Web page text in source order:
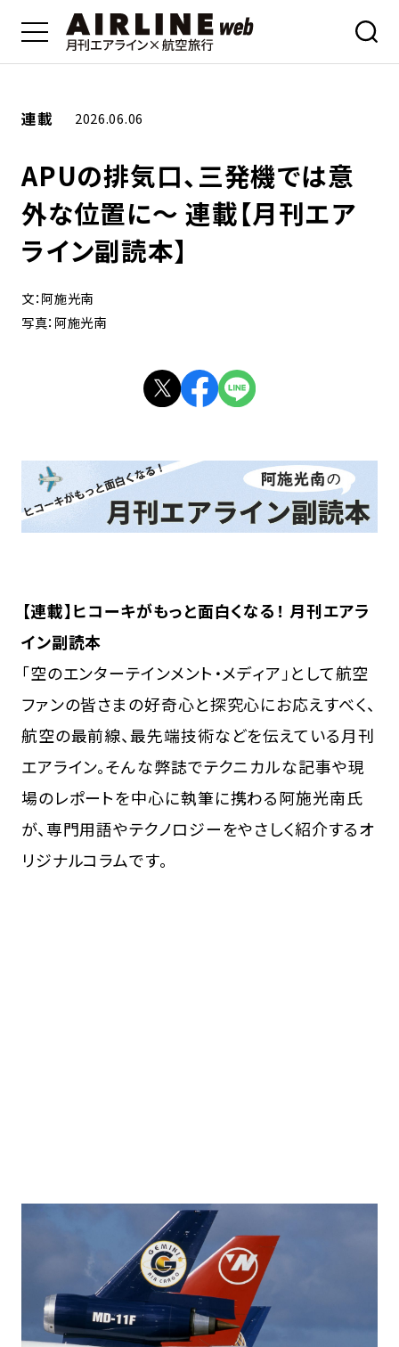
連載 2026.06.06
APUの排気口、三発機では意
外な位置に～ 連載【月刊エア
ライン副読本】
文：阿施光南
写真：阿施光南
【連載】ヒコーキがもっと面白くなる！ 月刊エアラ
イン副読本
「空のエンターテインメント・メディア」として航空
ファンの皆さまの好奇心と探究心にお応えすべく、
航空の最前線、最先端技術などを伝えている月刊
エアライン。そんな弊誌でテクニカルな記事や現
場のレポートを中心に執筆に携わる阿施光南氏
が、専門用語やテクノロジーをやさしく紹介するオ
リジナルコラムです。